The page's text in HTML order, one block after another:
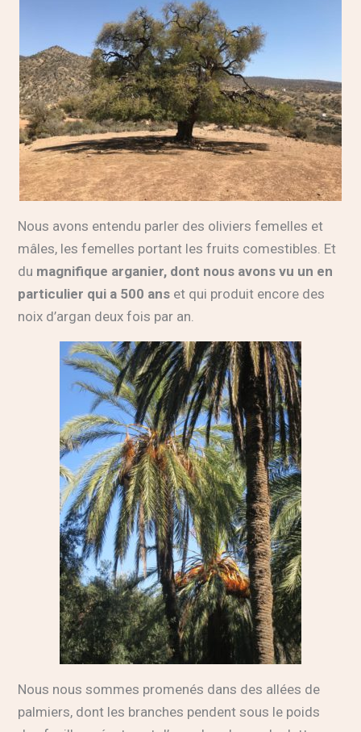
Nous avons entendu parler des oliviers femelles et
mâles, les femelles portant les fruits comestibles. Et
du magnifique arganier, dont nous avons vu un en
particulier qui a 500 ans et qui produit encore des
noix d’argan deux fois par an.
Nous nous sommes promenés dans des allées de
palmiers, dont les branches pendent sous le poids